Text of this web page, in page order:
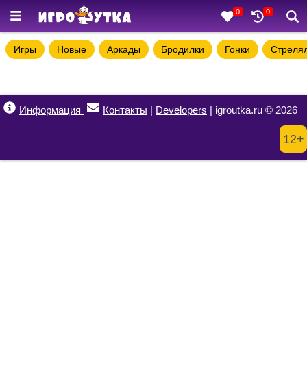
0 0
Игры Новые Аркады Бродилки Гонки
Информация Контакты | Developers | igroutka.ru © 2026
12+